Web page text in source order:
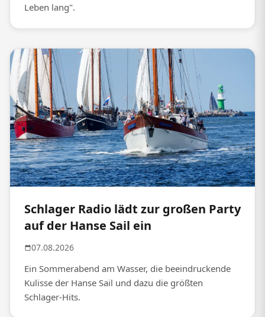
Leben lang".
Schlager Radio lädt zur großen Party
auf der Hanse Sail ein
07.08.2026
Ein Sommerabend am Wasser, die beeindruckende
Kulisse der Hanse Sail und dazu die größten
Schlager-Hits.